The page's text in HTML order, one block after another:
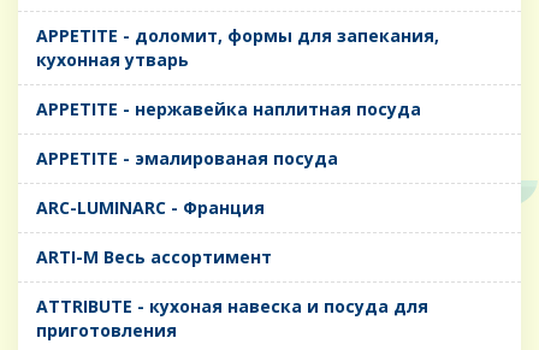
APPETITE - доломит, формы для запекания,
кухонная утварь
APPETITE - нержавейка наплитная посуда
APPETITE - эмалированая посуда
ARC-LUMINARC - Франция
ARTI-M Весь ассортимент
ATTRIBUTE - кухоная навеска и посуда для
приготовления